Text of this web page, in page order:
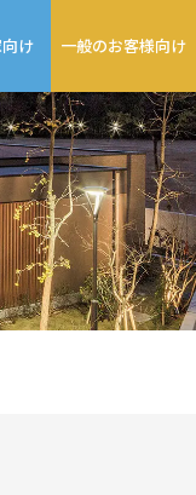
け 一般のお客様向け